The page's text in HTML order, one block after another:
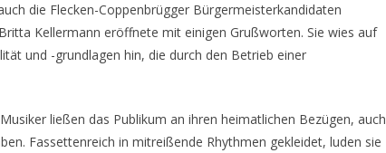
die Flecken-Coppenbrügger Bürgermeisterkandidaten
Kellermann eröffnete mit einigen Grußworten. Sie wies auf
und -grundlagen hin, die durch den Betrieb einer
ließen das Publikum an ihren heimatlichen Bezügen, auch
Fassettenreich in mitreißende Rhythmen gekleidet, luden sie